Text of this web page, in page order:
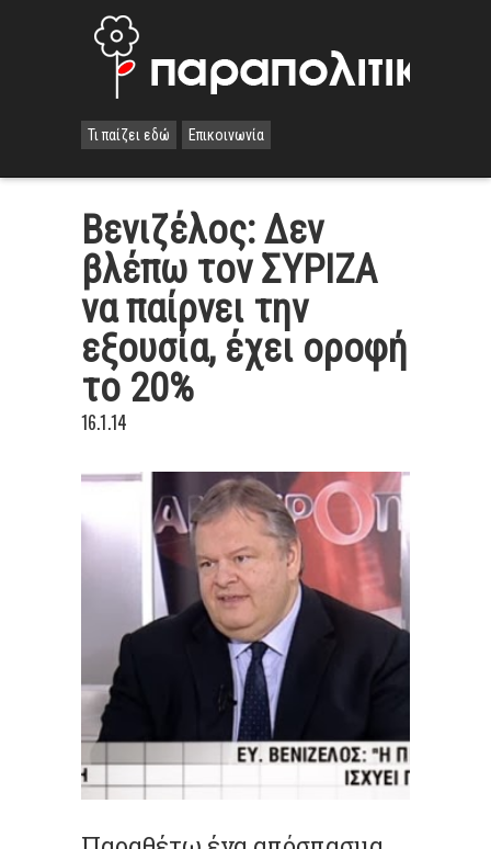
Τι παίζει εδώ Επικοινωνία
Βενιζέλος: Δεν
βλέπω τον ΣΥΡΙΖΑ
να παίρνει την
εξουσία, έχει οροφή
το 20%
16.1.14